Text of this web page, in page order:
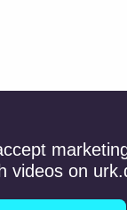
videos on